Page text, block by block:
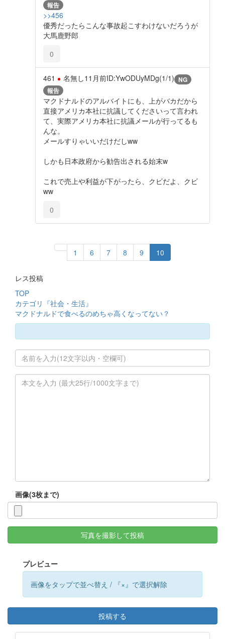
報告
>>456
優秀だったらこんな事故起こすわけないだろうが
大馬鹿野郎
0
461 名無し11月前ID:YwODUyMDg(1/1) NG
報告
マクドナルドのアルバイトにも、上がバカだから
直接アメリカ本社に抗議してくださいって言われ
て、実際アメリカ本社に抗議メールが行ってるも
んな。
メールすりゃいいだけだしww
しかも日本政府から勧告出される始末w
これで売上や利益が下がったら、クビだよ、クビ
ww
0
1 6 7 8 9 10
レス投稿
TOP
カテゴリ『社会・生活』
マクドナルドで食べるのめちゃ高くなってない？
画像(3枚まで)
写真を撮影して投稿
プレビュー
画像をタップで並べ替え / 『×』で選択解除
投稿する